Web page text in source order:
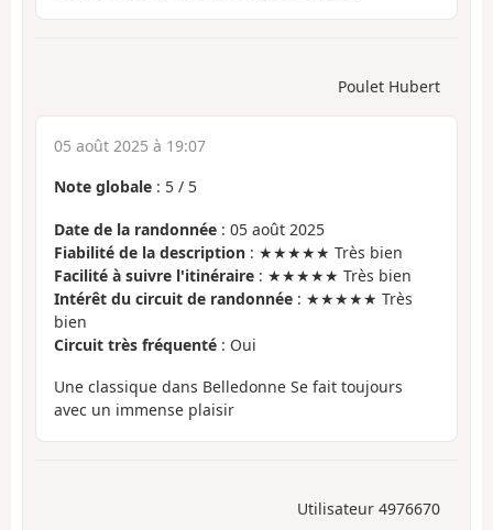
Poulet Hubert
05 août 2025 à 19:07
Note globale : 5 / 5
Date de la randonnée : 05 août 2025
Fiabilité de la description : ★★★★★ Très bien
Facilité à suivre l'itinéraire : ★★★★★ Très bien
Intérêt du circuit de randonnée : ★★★★★ Très
bien
Circuit très fréquenté : Oui
Une classique dans Belledonne Se fait toujours
avec un immense plaisir
Utilisateur 4976670